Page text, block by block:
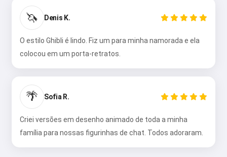
🦄 Denis K.
O estilo Ghibli é lindo. Fiz um para minha namorada e ela
colocou em um porta-retratos.
🌴 Sofia R.
Criei versões em desenho animado de toda a minha
família para nossas figurinhas de chat. Todos adoraram.